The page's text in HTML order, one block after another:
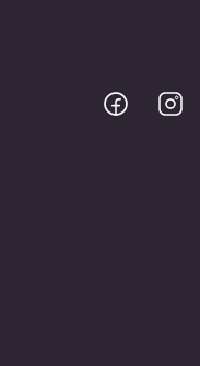
Bodo
@